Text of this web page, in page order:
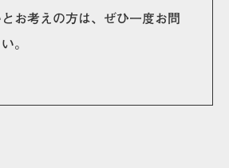
お考えの方は、ぜひ一度お問
。